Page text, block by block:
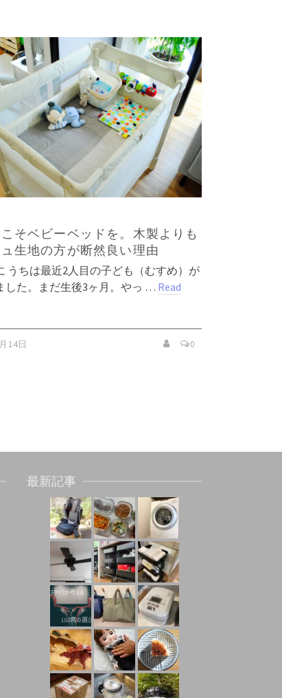
そベビーベッドを。木製よりも
生地の方が断然良い理由
うちは最近2人目の子ども（むすめ）が
した。まだ生後3ヶ月。やっ … Read
14日 0
最新記事